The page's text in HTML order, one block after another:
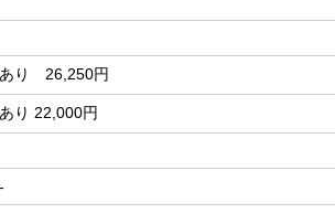
あり 26,250円
あり 22,000円
-